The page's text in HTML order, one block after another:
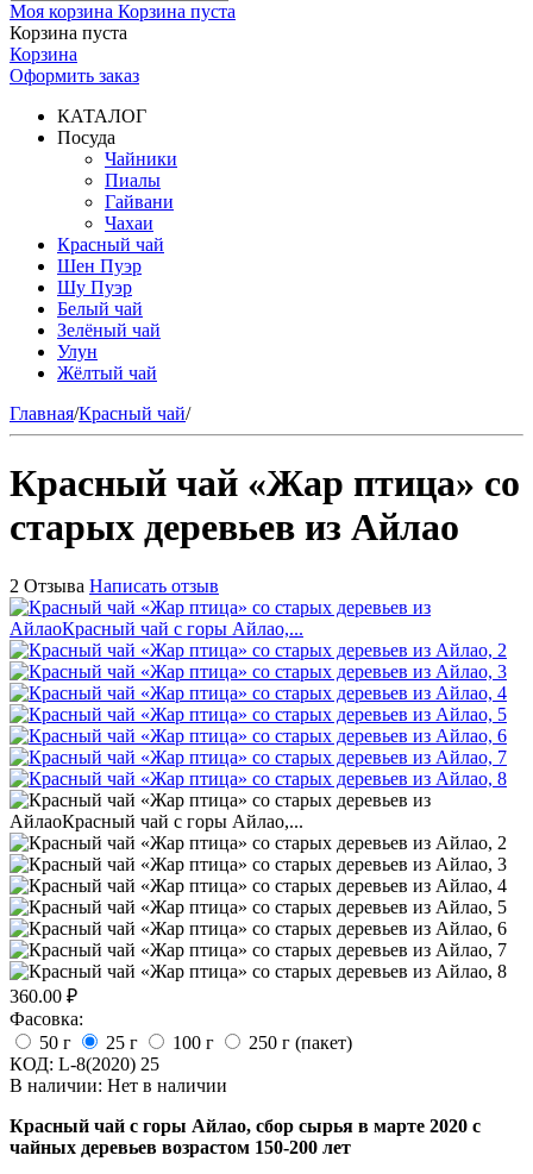
Моя корзина Корзина пуста
Корзина пуста
Корзина
Оформить заказ
КАТАЛОГ
Посуда
Чайники
Пиалы
Гайвани
Чахаи
Красный чай
Шен Пуэр
Шу Пуэр
Белый чай
Зелёный чай
Улун
Жёлтый чай
Главная/Красный чай/
Красный чай «Жар птица» со
старых деревьев из Айлао
2 Отзыва Написать отзыв
360.00 ₽
Фасовка:
50 г
25 г 100 г
250 г (пакет)
КОД: L-8(2020) 25
В наличии: Нет в наличии
Красный чай с горы Айлао, сбор сырья в марте 2020 с
чайных деревьев возрастом 150-200 лет